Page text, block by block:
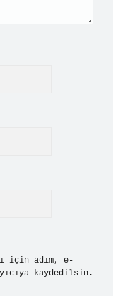
için adım, e-
kaydedilsin.